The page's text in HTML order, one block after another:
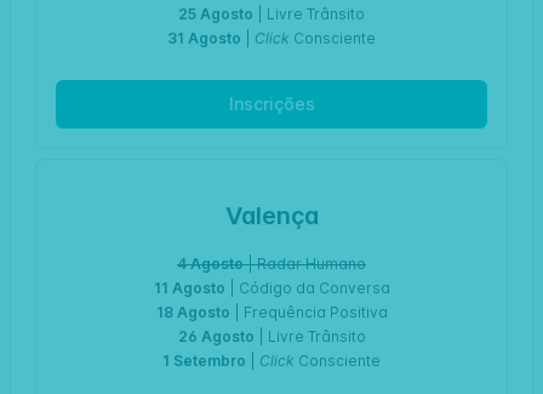
25 Agosto | Livre Trânsito
31 Agosto
Click Consciente
Inscrições
Valença
4 Agosto| Radar Humano
11 Agosto | Código da Conversa
18 Agosto | Frequência Positiva
26 Agosto | Livre Trânsito
1 Setembro
Click Consciente